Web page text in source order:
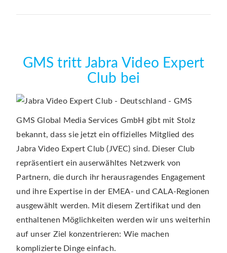
GMS tritt Jabra Video Expert
Club bei
GMS Global Media Services GmbH gibt mit Stolz
bekannt, dass sie jetzt ein offizielles Mitglied des
Jabra Video Expert Club (JVEC) sind. Dieser Club
repräsentiert ein auserwähltes Netzwerk von
Partnern, die durch ihr herausragendes Engagement
und ihre Expertise in der EMEA- und CALA-Regionen
ausgewählt werden. Mit diesem Zertifikat und den
enthaltenen Möglichkeiten werden wir uns weiterhin
auf unser Ziel konzentrieren: Wie machen
komplizierte Dinge einfach.